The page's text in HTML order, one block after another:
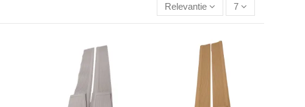
Relevantie 7